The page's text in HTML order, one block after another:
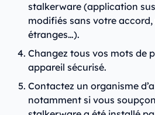
stalkerware (application
modifiés sans votre accord,
étranges…).
Changez tous vos mots de
appareil sécurisé.
Contactez un organisme
notamment si vous